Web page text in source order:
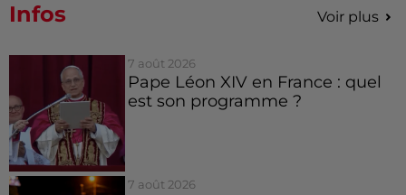
Infos Voir plus
7 août 2026
Pape Léon XIV en France : quel
est son programme ?
7 août 2026